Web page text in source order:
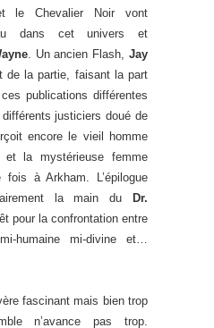
le Chevalier Noir vont
dans cet univers et
. Un ancien Flash,Jay
de la partie, faisant la part
publications différentes
justiciers doué de
encore le vieil homme
et la mystérieuse femme
fois à Arkham. L’épilogue
la main du
Dr.
pour la confrontation entre
humaine mi-divine et…
fascinant mais bien trop
n’avance pas trop.